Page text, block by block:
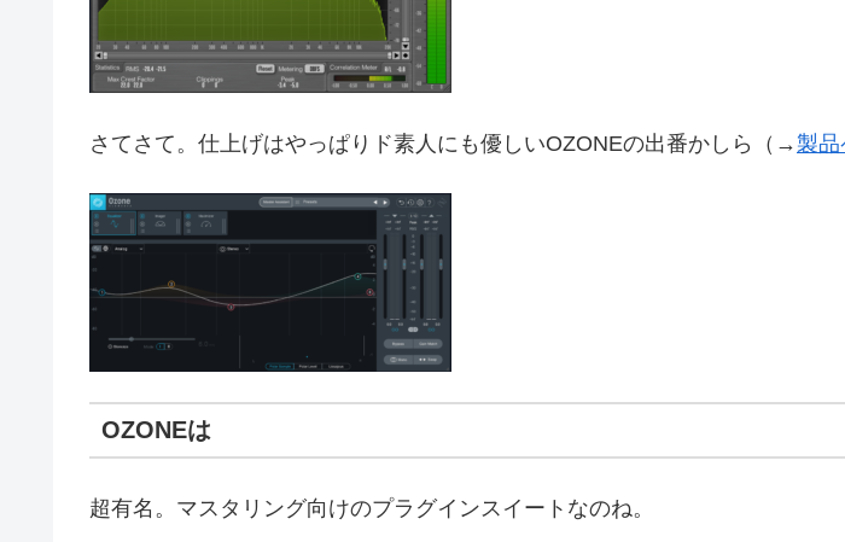
さてさて。仕上げはやっぱりド素人にも優しいOZONEの出番かしら（→ 製
OZONEは
超有名。マスタリング向けのプラグインスイートなのね。